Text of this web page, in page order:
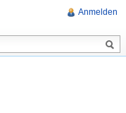
Anmelden